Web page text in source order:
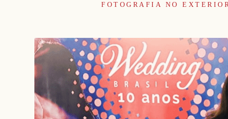
FOTOGRAFIA NO EXTERIOR